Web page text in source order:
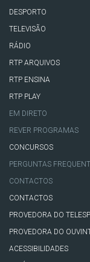
DESPORTO
TELEVISÃO
RÁDIO
RTP ARQUIVOS
RTP ENSINA
RTP PLAY
EM DIRETO
REVER PROGRAMAS
CONCURSOS
PERGUNTAS
CONTACTOS
CONTACTOS
PROVEDORA DO
PROVEDORA DO
ACESSIBILIDADES